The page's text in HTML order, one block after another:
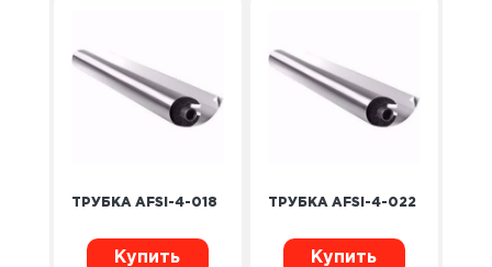
ТРУБКА AFSI-4-018
Купить
ТРУБКА AFSI-4-022
Купить